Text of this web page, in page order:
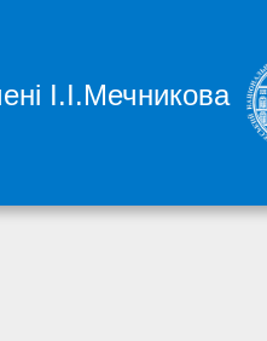
І.І.Мечникова